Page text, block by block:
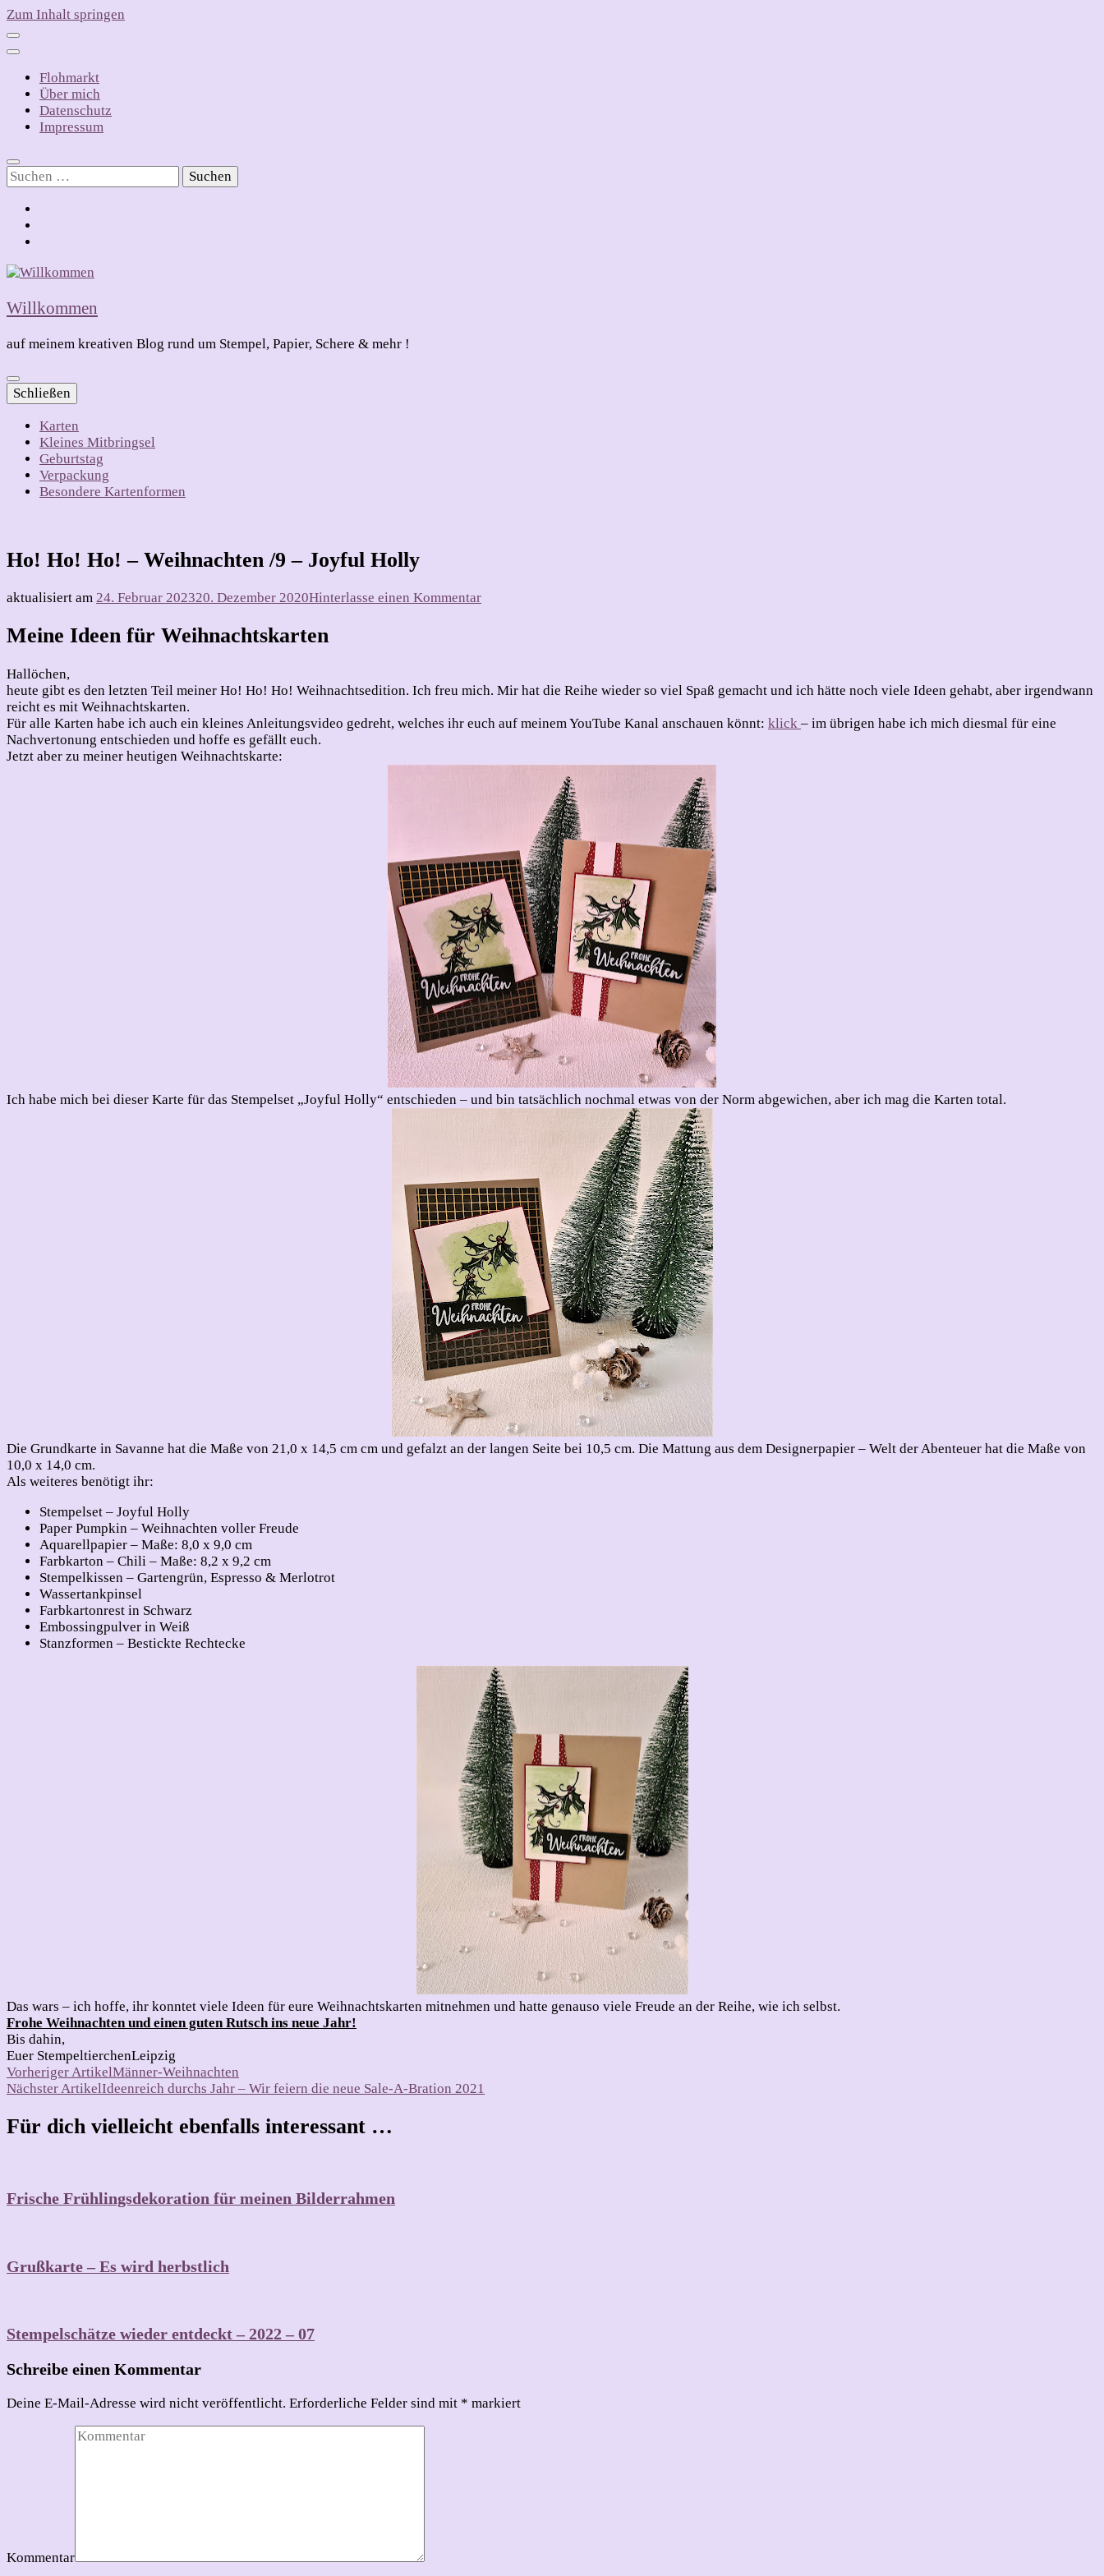
Zum Inhalt springen
Flohmarkt
Über mich
Datenschutz
Impressum
Suchen
nach:
Willkommen
auf meinem kreativen Blog rund um Stempel, Papier, Schere & mehr !
Schließen
Karten
Kleines Mitbringsel
Geburtstag
Verpackung
Besondere Kartenformen
Ho! Ho! Ho! – Weihnachten /9 – Joyful Holly
aktualisiert am 24. Februar 202320. Dezember 2020Hinterlasse einen Kommentarzu
/9
Joyful
Meine Ideen für Weihnachtskarten
Hallöchen,
heute gibt es den letzten Teil meiner Ho! Ho! Ho! Weihnachtsedition. Ich freu mich. Mir hat die Reihe wieder so viel Spaß gemacht und ich hätte noch viele Ideen gehabt, aber irgendwann
reicht es mit Weihnachtskarten.
Für alle Karten habe ich auch ein kleines Anleitungsvideo gedreht, welches ihr euch auf meinem YouTube Kanal anschauen könnt: klick – im übrigen habe ich mich diesmal für eine
Nachvertonung entschieden und hoffe es gefällt euch.
Jetzt aber zu meiner heutigen Weihnachtskarte:
Ich habe mich bei dieser Karte für das Stempelset „Joyful Holly“ entschieden – und bin tatsächlich nochmal etwas von der Norm abgewichen, aber ich mag die Karten total.
Die Grundkarte in Savanne hat die Maße von 21,0 x 14,5 cm cm und gefalzt an der langen Seite bei 10,5 cm. Die Mattung aus dem Designerpapier – Welt der Abenteuer hat die Maße von
10,0 x 14,0 cm.
Als weiteres benötigt ihr:
Stempelset – Joyful Holly
Paper Pumpkin – Weihnachten voller Freude
Aquarellpapier – Maße: 8,0 x 9,0 cm
Farbkarton – Chili – Maße: 8,2 x 9,2 cm
Stempelkissen – Gartengrün, Espresso & Merlotrot
Wassertankpinsel
Farbkartonrest in Schwarz
Embossingpulver in Weiß
Stanzformen – Bestickte Rechtecke
Das wars – ich hoffe, ihr konntet viele Ideen für eure Weihnachtskarten mitnehmen und hatte genauso viele Freude an der Reihe, wie ich selbst.
Frohe Weihnachten und einen guten Rutsch ins neue Jahr!
Bis dahin,
Euer StempeltierchenLeipzig
Beitragsnavigation
Vorheriger ArtikelMänner-Weihnachten
Nächster ArtikelIdeenreich durchs Jahr – Wir feiern die neue Sale-A-Bration 2021
Für dich vielleicht ebenfalls interessant …
Frische Frühlingsdekoration für meinen Bilderrahmen
Grußkarte – Es wird herbstlich
Stempelschätze wieder entdeckt – 2022 – 07
Schreibe einen Kommentar
Deine E-Mail-Adresse wird nicht veröffentlicht. Erforderliche Felder sind mit * markiert
Kommentar